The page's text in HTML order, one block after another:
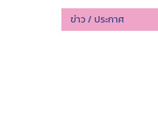
ข่าว / ประกาศ